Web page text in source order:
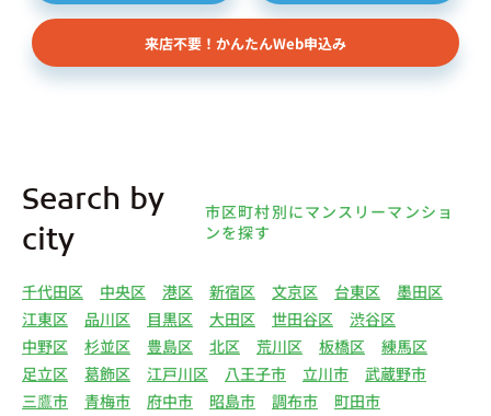
来店不要！かんたんWeb申込み
Search by
city
市区町村別にマンスリーマンショ
ンを探す
千代田区 中央区 港区 新宿区 文京区 台東区
墨田区
江東区
品川区 目黒区 大田区 世田谷区
渋谷区
中野区
杉並区 豊島区 北区 荒川区 板橋区
練馬区
足立区
葛飾区 江戸川区 八王子市 立川市
武蔵野市
三鷹市
青梅市 府中市 昭島市 調布市
町田市